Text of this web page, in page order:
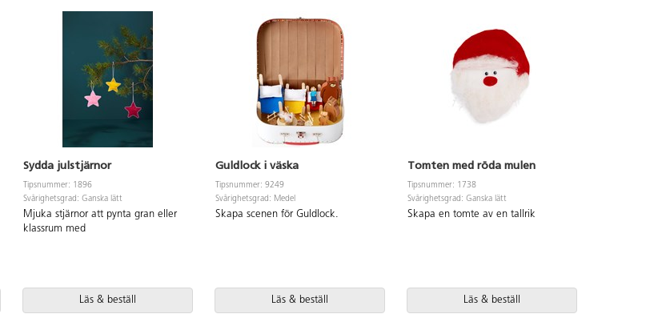
Sydda julstjärnor
Tipsnummer: 1896
Svårighetsgrad: Ganska lätt
Mjuka stjärnor att pynta gran eller
klassrum med
Läs & beställ
Guldlock i väska
Tipsnummer: 9249
Svårighetsgrad: Medel
Skapa scenen för Guldlock.
Läs & beställ
Tomten med röda mulen
Tipsnummer: 1738
Svårighetsgrad: Ganska lätt
Skapa en tomte av en tallrik
Läs & beställ